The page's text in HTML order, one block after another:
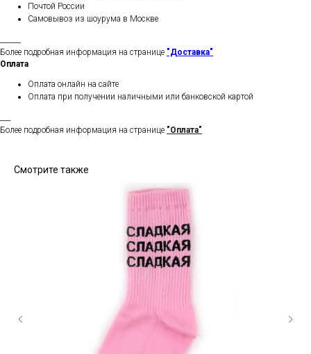
Почтой России
Самовывоз из шоурума в Москве
Более подробная информация на странице "Доставка"
Оплата
Оплата онлайн на сайте
Оплата при получении наличными или банковской картой
Более подробная информация на странице "Оплата"
Смотрите также